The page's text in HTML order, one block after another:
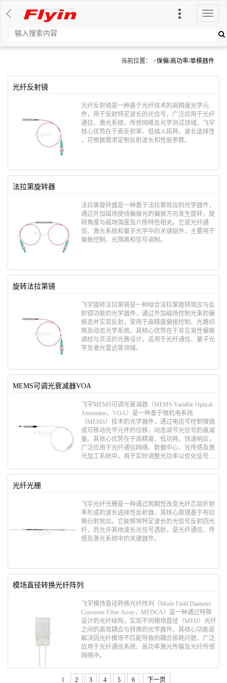
切
换
当前位置： >保偏/高功率/单模器件
光纤反射镜
光纤反射镜是一种基于光纤技术的高精度光学元
件，用于​​反射特定波长的光信号​​，广泛应用于光纤
通信、激光系统、传感网络及光学测试领域。飞宇
核心优势在于​​高反射率、低插入损耗、波长选择性​​
，可根据需求定制反射波长和性能参数。
法拉第旋转器
法拉第旋转器是一种基于​​法拉第效应​​的光学器件，
通过外加磁场使线偏振光的偏振方向发生旋转，旋
转角度与磁场强度及介质特性相关。它是光纤通
信、激光系统和量子光学中的关键组件，主要用于​​
偏振控制、光隔离和信号调制​​。
旋转法拉第镜
飞宇旋转法拉第镜是一种结合​​法拉第旋转效应​​与​​反
射镜功能​​的光学器件，通过外加磁场控制光束的偏
振态并实现反射，常用于高精度偏振控制、光路切
换及动态光学系统。其核心优势在于​​非互易性偏振
调控​​与​​灵活的光路设计​​，适用于光纤通信、量子光
学及激光雷达等领域。
MEMS可调光衰减器VOA
飞宇MEMS可调光衰减器（MEMS Variable Optical
Attenuator，VOA）是一种基于​​微机电系统
（MEMS）技术​​的光学器件，通过电信号控制微镜
或可移动光学元件的位移，动态调节光信号的衰减
量。其核心优势在于​​高精度、低功耗、快速响应​​，
广泛应用于光纤通信网络、数据中心、光传感及激
光加工系统中，用于实时调整光功率以优化信号质
光纤光栅
飞宇光纤光栅是一种通过周期性改变光纤芯层折射
率形成的​​波长选择性反射器​​，其核心原理基于​​布拉
格衍射效应​​。它能够将特定波长的光信号反射回光
纤，而允许其他波长光信号透射，是光纤通信、传
感及激光系统中的关键器件。
模场直径转换光纤阵列
飞宇模场直径转换光纤阵列（Mode Field Diameter
Converter Fiber Array，MFDCA）是一种通过特殊
设计的光纤结构，实现​​不同模场直径（MFD）光纤
之间的高效耦合与转换​​的光学器件。其核心功能是
解决因光纤模场不匹配导致的耦合损耗问题，广泛
应用于光纤通信系统、高功率激光传输及光纤传感
网络中。
1 2 3 4 5 6 下一页